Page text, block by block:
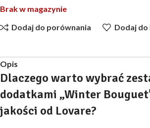
Brak w magazynie
Dodaj do porównania
Dodaj do
Opis
Dlaczego warto wybrać
dodatkami „Winter
jakości od Lovare?